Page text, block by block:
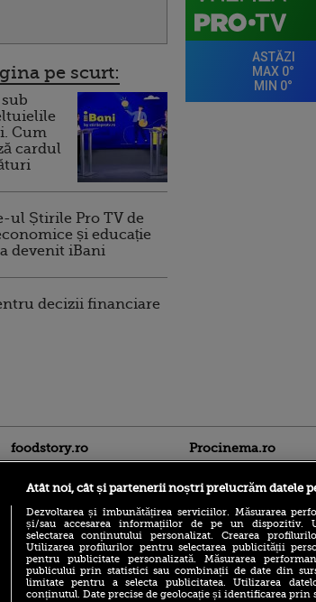
pe scurt:
Cum
cardul
ul Știrile Pro TV de
și educație
devenit iBani
decizii financiare
foodstory.ro
(P) Descoperă Lumea
Evenimentelor din România
Procinema.ro
Banditul zburător, cel
prolific spărgător de
Atât noi, cât și partenerii noștri prelucrăm datele
Dezvoltarea și îmbunătățirea serviciilor. Măsurarea
și/sau accesarea informațiilor de pe un dispozitiv.
selectarea conținutului personalizat. Crearea
Utilizarea profilurilor pentru selectarea publicității
pentru publicitate personalizată. Măsurarea
publicului prin statistici sau combinații de date din
limitate pentru a selecta publicitatea. Utilizarea
conținutul. Date precise de geolocație și identificarea prin